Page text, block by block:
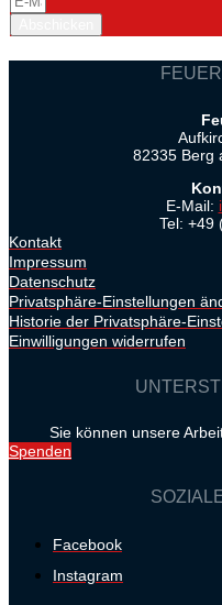
82335 Berg
E-Mail:
Tel: +49
Kontakt
Impressum
Datenschutz
Privatsphäre-Einstellungen
Historie der Privatsphäre-
Einwilligungen widerrufen
Sie können unsere
Spenden
Facebook
Instagram